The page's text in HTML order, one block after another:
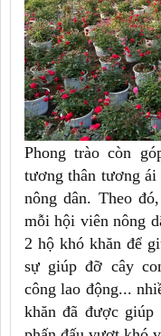
Phong trào còn
tương thân tương
nông dân. Theo
mỗi hội viên nông
2 hộ khó khăn để
sự giúp đỡ cây
công lao động...
khăn đã được